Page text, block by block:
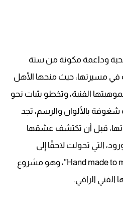
وداعمة مكونة من ستة
في مسيرتها، حيث منحها الأهل
الفنية، وتخطو بثبات نحو
بالألوان والرسم، تجد
قبل أن تكتشف عشقها
التي تحولت لاحقًا إلى
مشروعها الخاص “Hand made to measure”، وهو مشروع
الراقي.